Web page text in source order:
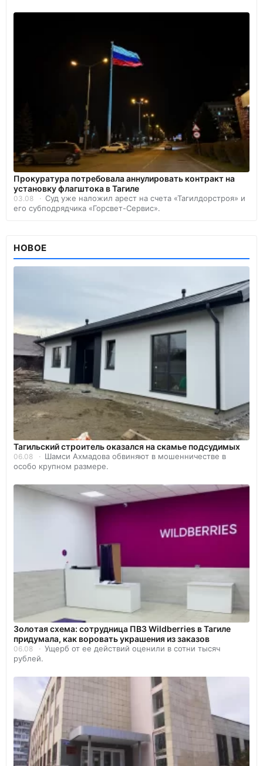
Прокуратура потребовала аннулировать контракт на
установку флагштока в Тагиле
03.08
Суд уже наложил арест на счета «Тагилдорстроя» и
его субподрядчика «Горсвет-Сервис».
НОВОЕ
Тагильский строитель оказался на скамье подсудимых
06.08
Шамси Ахмадова обвиняют в мошенничестве в
особо крупном размере.
Золотая схема: сотрудница ПВЗ Wildberries в Тагиле
придумала, как воровать украшения из заказов
06.08
Ущерб от ее действий оценили в сотни тысяч
рублей.